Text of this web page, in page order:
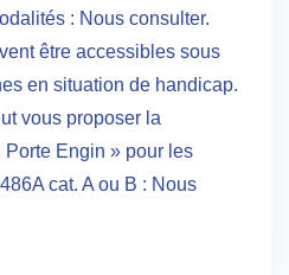
: Nous consulter.
être accessibles sous
en situation de handicap.
vous proposer la
Engin » pour les
cat. A ou B : Nous